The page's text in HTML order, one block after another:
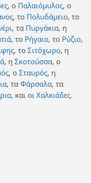
, ο Παλαιόμυλος, ο
, το Πολυδάμειο, το
, τα Πυργάκια, η
, το Ρήγαιο, το Ρύζιο,
, το Σιτόχωρο, η
, η Σκοτούσσα, ο
, ο Σταυρός, η
, τα Φάρσαλα, τα
, και οι Χαλκιάδες.